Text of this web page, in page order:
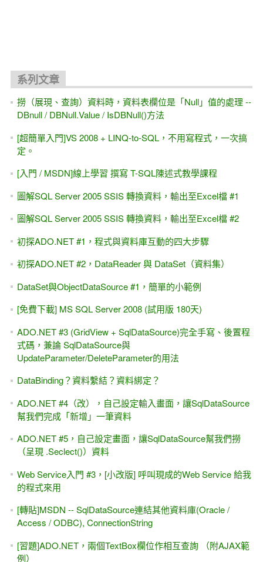
[課程大綱]ASP.NET入門實戰班(五週) -- 上課流程大公開、與
書本的對照
[習題]GridView樣版內部，改用
CheckBox/Radio/DropDownList（單/複選）控制項，取代
TextBox #0--基礎篇（上集 第八章）
[習題]動態新增 DropDownList或 ListBox底下的新項目
（Item）#2 [左右搬移]（單/複選皆可用）簡單版
ASP.NET MVC 線上相簿 (PhotoSharing) - 線上教學課程
[亂碼？] VS 2008與 VS 2010之間程式互轉，出現亂碼？
[ASP.NET Core MVC] 三小時 初學者 快速入門 (也適用 .NET
6.0~8.0~10.0版 + VS2022 / VS2026)
ASP.NET 9.0 WebAPI - 消失的swagger ,改用OpenAPI 與
Scalar ,測試WebAPI的好工具
MasterType指示詞存取 MasterPage的公開屬性
[轉貼]Allen Kuo：GridView RowCommand 事件
[遠距教學]2013/7/13確定開班，ASP.NET控制項進階班 18 hr
上課第一天的觀念 -- 網頁程式設計(ASP.NET / Web Form)與
MIS2000Lab.的「HTML5 認證考試， 從零開始 」#20 / 21 ---
ASP.NET Button控制項的 PostBackUrl屬性，還會執行 Click
Web Service入門 #6，統一管理帳號、密碼的登入
[習題]念念不忘的「按下Enter」送出，Form表單的
DefaultButton屬性